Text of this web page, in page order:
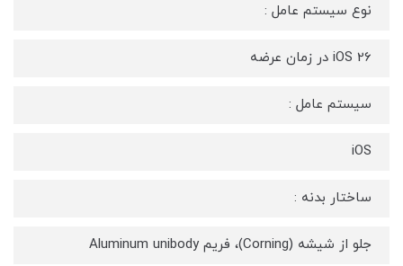
نوع سیستم عامل :
iOS 26 در زمان عرضه
سیستم عامل :
iOS
ساختار بدنه :
جلو از شیشه (Corning)، فریم Aluminum unibody